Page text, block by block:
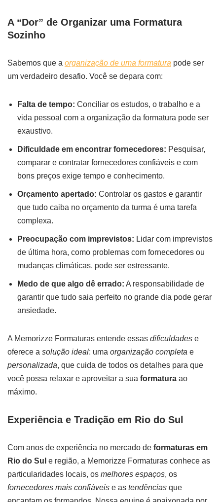
A “Dor” de Organizar uma Formatura
Sozinho
Sabemos que a organização de uma formatura pode ser
um verdadeiro desafio. Você se depara com:
Falta de tempo: Conciliar os estudos, o trabalho e a
vida pessoal com a organização da formatura pode ser
exaustivo.
Dificuldade em encontrar fornecedores: Pesquisar,
comparar e contratar fornecedores confiáveis e com
bons preços exige tempo e conhecimento.
Orçamento apertado: Controlar os gastos e garantir
que tudo caiba no orçamento da turma é uma tarefa
complexa.
Preocupação com imprevistos: Lidar com imprevistos
de última hora, como problemas com fornecedores ou
mudanças climáticas, pode ser estressante.
Medo de que algo dê errado: A responsabilidade de
garantir que tudo saia perfeito no grande dia pode gerar
ansiedade.
A Memorizze Formaturas entende essas dificuldades e
oferece a solução ideal: uma organização completa e
personalizada, que cuida de todos os detalhes para que
você possa relaxar e aproveitar a sua formatura ao
máximo.
Experiência e Tradição em Rio do Sul
Com anos de experiência no mercado de formaturas em
Rio do Sul e região, a Memorizze Formaturas conhece as
particularidades locais, os melhores espaços, os
fornecedores mais confiáveis e as tendências que